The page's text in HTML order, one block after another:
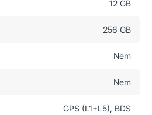
12 GB
256 GB
Nem
Nem
GPS (L1+L5), BDS